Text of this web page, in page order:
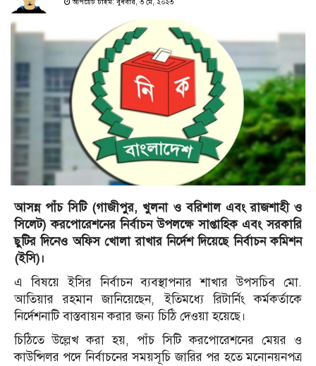
আপডেট টাইম: বুধবার, ৩ মে, ২০২৩
আসন্ন পাঁচ সিটি (গাজীপুর, খুলনা ও বরিশাল এবং রাজশাহী ও
সিলেট) করপোরেশনের নির্বাচন উপলক্ষে সাপ্তাহিক এবং সরকারি
ছুটির দিনেও অফিস খোলা রাখার নির্দেশ দিয়েছে নির্বাচন কমিশন
(ইসি)।
এ বিষয়ে ইসির নির্বাচন ব্যবস্থাপনার শাখার উপসচিব মো.
আতিয়ার রহমান জানিয়েছেন, ইতিমধ্যে রিটার্নিং কর্মকর্তাকে
নির্দেশনাটি বাস্তবায়ন করার জন্য চিঠি দেওয়া হয়েছে।
চিঠিতে উল্লেখ করা হয়, পাঁচ সিটি করপোরেশনের মেয়র ও
কাউন্সিলর পদে নির্বাচনের সময়সূচি জারির পর হতে মনোনয়নপত্র